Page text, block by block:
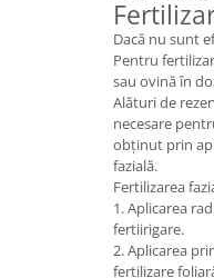
Dacă nu sunt
Pentru
sau ovină în
Alături de
necesare
obținut prin
fazială.
Fertilizarea
1. Aplicarea
fertiirigare.
2. Aplicarea
fertilizare